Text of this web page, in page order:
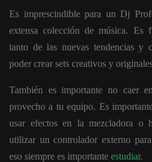
Es imprescindible para un Dj
extensa colección de música. Es
tanto de las nuevas tendencias y
poder crear sets creativos y
También es importante no caer
provecho a tu equipo. Es
usar efectos en la mezcladora o
utilizar un controlador externo
eso siempre es importante estudiar.